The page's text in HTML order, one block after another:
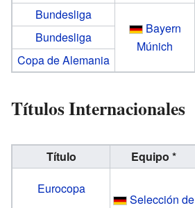
Bundesliga
Bayern
Múnich
Bundesliga
Copa de Alemania
Títulos Internacionales
Título Equipo *
Eurocopa
Selección de